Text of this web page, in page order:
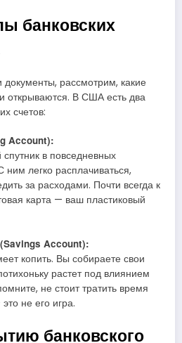
банковских
документы, рассмотрим, какие
открываются. В США есть два
счетов:
Account):
в повседневных
легко расплачиваться,
за расходами. Почти всегда к
карта — ваш пластиковый
Account):
копить. Вы собираете свои
растет под влиянием
не стоит тратить время
не его игра.
банковского